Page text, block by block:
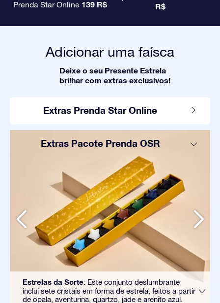
Prenda Star Online 139 R$
R$
Adicionar uma faísca
Deixe o seu Presente Estrela
brilhar com extras exclusivos!
Extras Prenda Star Online
Extras Pacote Prenda OSR
Estrelas da Sorte: Este conjunto deslumbrante
inclui sete cristais em forma de estrela, feitos a partir
de opala, aventurina, quartzo, jade e arenito azul.